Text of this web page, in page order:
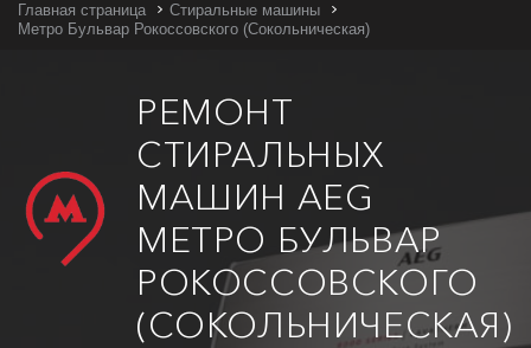
Главная страница
Стиральные машины
Метро Бульвар Рокоссовского (Сокольническая)
РЕМОНТ
СТИРАЛЬНЫХ
МАШИН AEG
МЕТРО БУЛЬВАР
РОКОССОВСКОГО
(СОКОЛЬНИЧЕСКАЯ)